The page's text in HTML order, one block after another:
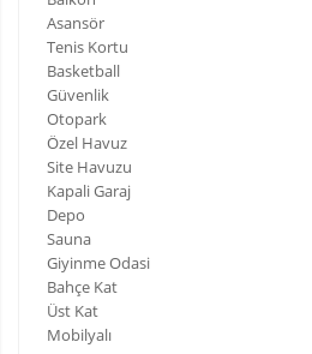
Asansör
Tenis Kortu
Basketball
Güvenlik
Otopark
Özel Havuz
Site Havuzu
Kapali Garaj
Depo
Sauna
Giyinme Odasi
Bahçe Kat
Üst Kat
Mobilyalı